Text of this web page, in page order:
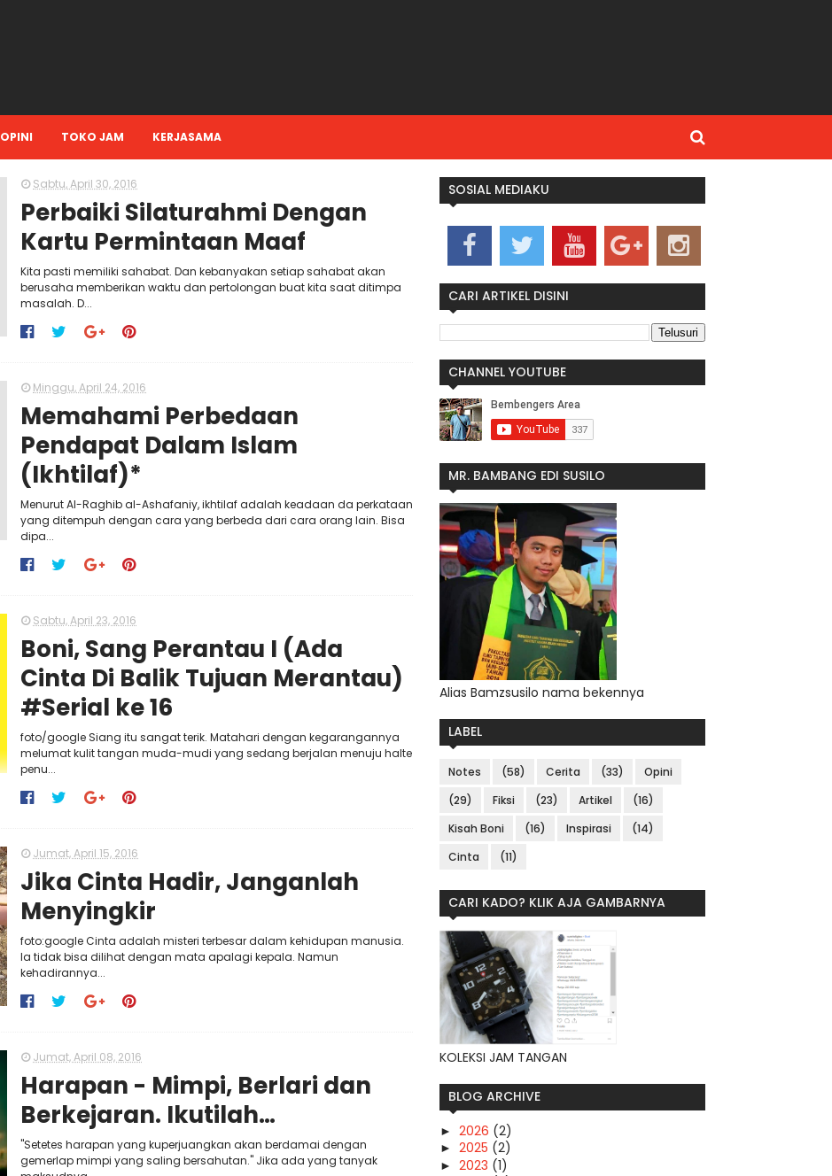
OPINI TOKO JAM KERJASAMA
Sabtu, April 30, 2016
Perbaiki Silaturahmi Dengan
Kartu Permintaan Maaf
Kita pasti memiliki sahabat. Dan kebanyakan setiap sahabat akan
berusaha memberikan waktu dan pertolongan buat kita saat ditimpa
masalah. D...
Minggu, April 24, 2016
Memahami Perbedaan
Pendapat Dalam Islam
(Ikhtilaf)*
Menurut Al-Raghib al-Ashafaniy, ikhtilaf adalah keadaan da perkataan
yang ditempuh dengan cara yang berbeda dari cara orang lain. Bisa
dipa...
Sabtu, April 23, 2016
Boni, Sang Perantau I (Ada
Cinta Di Balik Tujuan Merantau)
#Serial ke 16
foto/google Siang itu sangat terik. Matahari dengan kegarangannya
melumat kulit tangan muda-mudi yang sedang berjalan menuju halte
penu...
Jumat, April 15, 2016
Jika Cinta Hadir, Janganlah
Menyingkir
foto:google Cinta adalah misteri terbesar dalam kehidupan manusia.
Ia tidak bisa dilihat dengan mata apalagi kepala. Namun
kehadirannya...
Jumat, April 08, 2016
Harapan - Mimpi, Berlari dan
Berkejaran. Ikutilah…
"Setetes harapan yang kuperjuangkan akan berdamai dengan
gemerlap mimpi yang saling bersahutan." Jika ada yang tanyak
SOSIAL MEDIAKU
CARI ARTIKEL DISINI
CHANNEL YOUTUBE
MR. BAMBANG EDI SUSILO
Alias Bamzsusilo nama bekennya
LABEL
Notes (58) Cerita (33)
Opini
(29)
Fiksi (23) Artikel
(16)
Kisah Boni
(16) Inspirasi
(14)
Cinta
(11)
CARI KADO? KLIK AJA GAMBARNYA
KOLEKSI JAM TANGAN
BLOG ARCHIVE
► 2026 (2)
► 2025 (2)
► 2023 (1)